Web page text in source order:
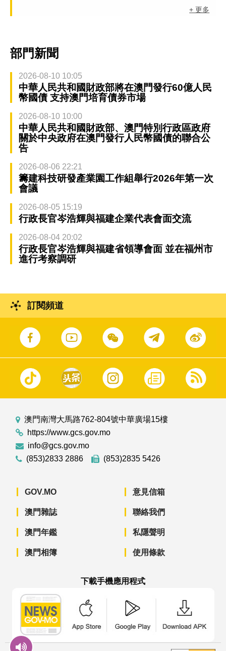
+ 更多
部門新聞
2026-08-10 10:05
中華人民共和國財政部將在澳門發行60億人民
幣國債 支持澳門培育債券市場
2026-08-10 10:00
中華人民共和國財政部、澳門特別行政區政府
關於中央政府在澳門發行人民幣國債的聯合公
告
2026-08-06 22:21
籌建科技研發產業園工作組舉行2026年第一次
會議
2026-08-05 15:19
行政長官岑浩輝與福建企業代表會面交流
2026-08-04 20:02
行政長官岑浩輝與福建省領導會面 並在福州市
進行考察調研
訂閱頻道
澳門南灣大馬路762-804號中華廣場15樓
https://www.gcs.gov.mo
info@gcs.gov.mo
(853)2833 2886
(853)2835 5426
GOV.MO
澳門雜誌
澳門年鑑
澳門相簿
意見信箱
聯絡我們
私隱聲明
使用條款
下載手機應用程式